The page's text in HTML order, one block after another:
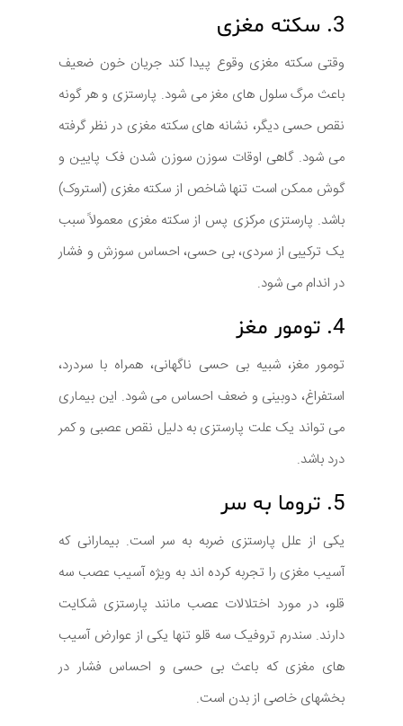
3. سکته مغزی
وقتی سکته مغزی وقوع پیدا کند جریان خون ضعیف
باعث مرگ سلول های مغز می شود. پارستزی و هر گونه
نقص حسی دیگر، نشانه های سکته مغزی در نظر گرفته
می شود. گاهی اوقات سوزن سوزن شدن فک پایین و
گوش ممکن است تنها شاخص از سکته مغزی (استروک)
باشد. پارستزی مرکزی پس از سکته مغزی معمولاً سبب
یک ترکیبی از سردی، بی حسی، احساس سوزش و فشار
در اندام می شود.
4. تومور مغز
تومور مغز، شبیه بی حسی ناگهانی، همراه با سردرد،
استفراغ، دوبینی و ضعف احساس می شود. این بیماری
می تواند یک علت پارستزی به دلیل نقص عصبی و کمر
درد باشد.
5. تروما به سر
یکی از علل پارستزی ضربه به سر است. بیمارانی که
آسیب مغزی را تجربه کرده اند به ویژه آسیب عصب سه
قلو، در مورد اختلالات عصب مانند پارستزی شکایت
دارند. سندرم تروفیک سه قلو تنها یکی از عوارض آسیب
های مغزی که باعث بی حسی و احساس فشار در
بخشهای خاصی از بدن است.